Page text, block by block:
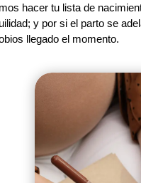
hacer tu lista de
y por si el parto se
llegado el momento.